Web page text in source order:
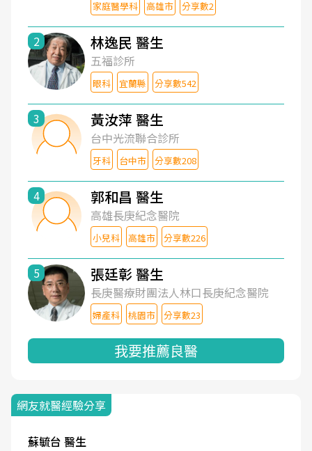
家庭醫學科 高雄市 分享數2
2 林逸民 醫生
五福診所
眼科 宜蘭縣 分享數542
3 黃汝萍 醫生
台中光流聯合診所
牙科 台中市 分享數208
4 郭和昌 醫生
高雄長庚紀念醫院
小兒科 高雄市 分享數226
5 張廷彰 醫生
長庚醫療財團法人林口長庚紀念醫院
婦產科 桃園市 分享數23
我要推薦良醫
網友就醫經驗分享
蘇毓台 醫生